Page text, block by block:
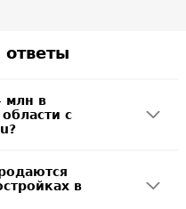
млн в
с
в